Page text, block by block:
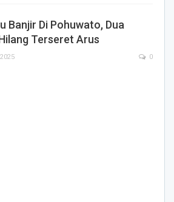
Banjir Di Pohuwato, Dua
Terseret Arus
0